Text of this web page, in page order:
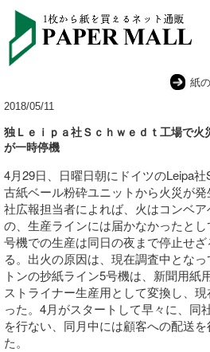
紙
2018/05/11
独Ｌｅｉｐａ社Ｓｃｈｗｅｄｔ工場で火
が一時停機
4月29日、日曜日朝にドイツのLeipa
古紙ベール粉砕ユニットから火災が
社広報担当者によれば、火はコンベ
の、生産ラインには届かなかったと
号機での生産は同日の夜まで停止せ
る。出火の原因は、現在調査中とな
トンの抄紙ライン5号機は、新聞用紙
ストライナー生産用として変換し、
った。4月がスタートして早々に、同
を行ない、同月中には顧客への配送
た。